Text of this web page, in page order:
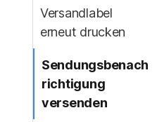
Versandlabel
erneut drucken
Sendungsbenach
richtigung
versenden